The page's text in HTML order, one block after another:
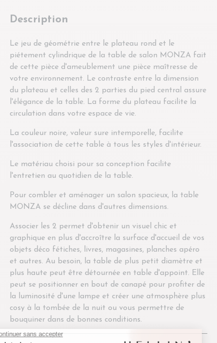
Description
Le jeu de géométrie entre le plateau rond et le
piétement cylindrique de la table de salon MONZA fait
de cette pièce d'ameublement une pièce maîtresse de
votre environnement. Le contraste entre la dimension
du plateau et celles des 2 parties du pied central assure
l'élégance de la table. La forme du plateau facilite la
circulation dans votre espace de vie.
La couleur noire, valeur sure intemporelle, facilite
l'association de cette table à tous les styles d'intérieur.
Le matériau choisi pour sa conception facilite
l'entretien au quotidien de la table.
Pour combler et aménager un salon spacieux, la table
MONZA se décline dans d'autres dimensions.
Associer les 2 permet d'obtenir un visuel chic et
graphique en plus d'accroître la surface d'accueil de vos
objets déco fétiches, livres, magasines, planches apéro
et autres. Au besoin, la table de plus petit diamètre et
plus haute peut être détournée en table d'appoint. Elle
peut se positionner en bout de canapé pour profiter de
la luminosité d'une lampe et créer une atmosphère plus
cosy à la tombée de la nuit ou vous permettre de
bouquiner dans de bonnes conditions.